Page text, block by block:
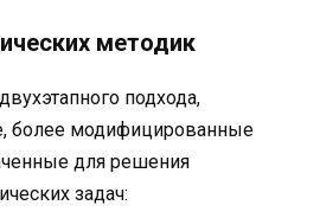
методик
подхода,
более модифицированные
для решения
задач: